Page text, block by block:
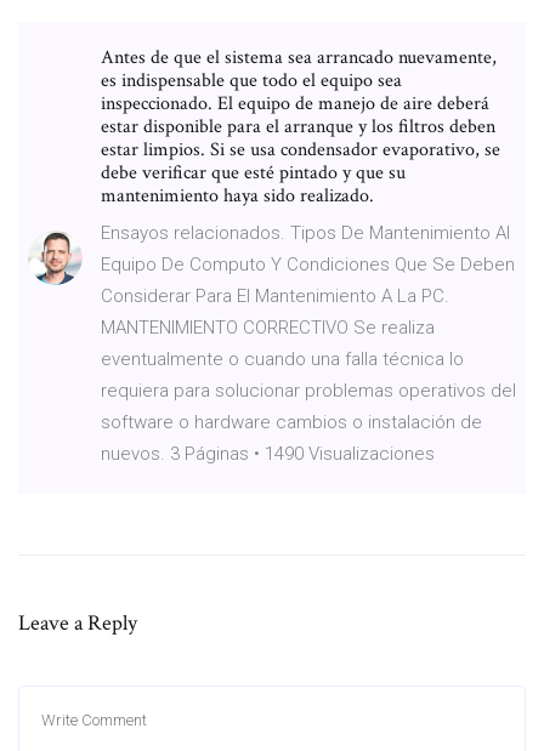
Antes de que el sistema sea arrancado nuevamente,
es indispensable que todo el equipo sea
inspeccionado. El equipo de manejo de aire deberá
estar disponible para el arranque y los filtros deben
estar limpios. Si se usa condensador evaporativo, se
debe verificar que esté pintado y que su
mantenimiento haya sido realizado.
Ensayos relacionados. Tipos De Mantenimiento Al
Equipo De Computo Y Condiciones Que Se Deben
Considerar Para El Mantenimiento A La PC.
MANTENIMIENTO CORRECTIVO Se realiza
eventualmente o cuando una falla técnica lo
requiera para solucionar problemas operativos del
software o hardware cambios o instalación de
nuevos. 3 Páginas • 1490 Visualizaciones
Leave a Reply